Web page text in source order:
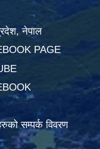
नेपाल
PAGE
सम्पर्क विवरण